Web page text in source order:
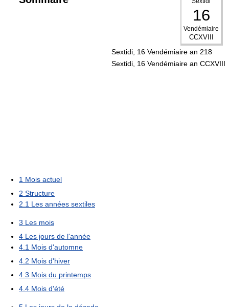
16
Vendémiaire
CCXVIII
Sextidi, 16 Vendémiaire an 218
Sextidi, 16 Vendémiaire an CCXVIII
1 Mois actuel
2 Structure
2.1 Les années sextiles
3 Les mois
4 Les jours de l'année
4.1 Mois d'automne
4.2 Mois d'hiver
4.3 Mois du printemps
4.4 Mois d'été